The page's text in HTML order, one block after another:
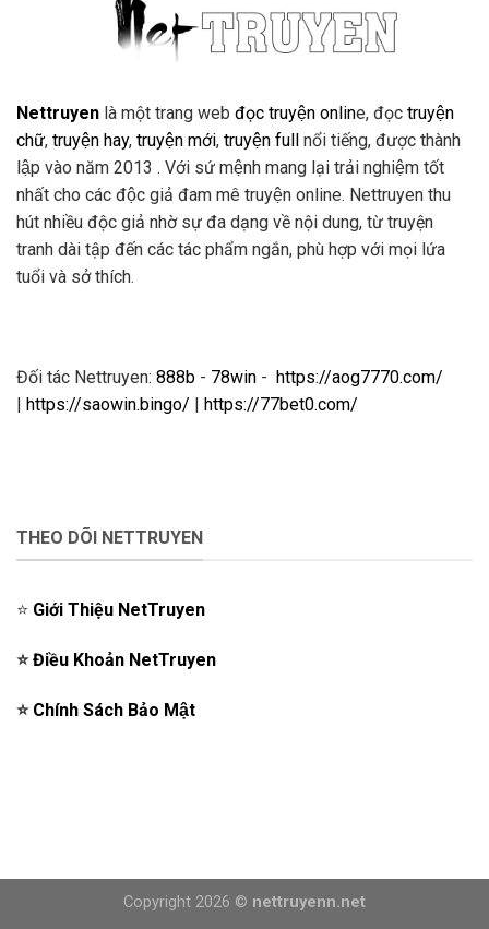
Nettruyen là một trang web đọc truyện online, đọc truyện
chữ, truyện hay, truyện mới, truyện full
nổi tiếng, được thành
lập vào năm 2013 . Với sứ mệnh mang lại trải nghiệm tốt
nhất cho các độc giả đam mê truyện online. Nettruyen thu
hút nhiều độc giả nhờ sự đa dạng về nội dung, từ truyện
tranh dài tập đến các tác phẩm ngắn, phù hợp với mọi lứa
tuổi và sở thích.
Đối tác Nettruyen: 888b - 78win - https://aog7770.com/
| https://saowin.bingo/ | https://77bet0.com/
THEO DÕI NETTRUYEN
⭐️ Giới Thiệu NetTruyen
⭐️Điều Khoản NetTruyen
⭐️ Chính Sách Bảo Mật
Copyright 2026 © nettruyenn.net